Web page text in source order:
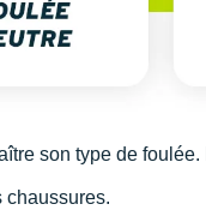
son type de
chaussures.